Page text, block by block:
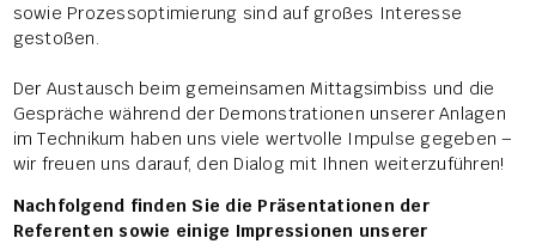
sowie Prozessoptimierung sind auf großes Interesse
gestoßen.
Der Austausch beim gemeinsamen Mittagsimbiss und die
Gespräche während der Demonstrationen unserer Anlagen
im Technikum haben uns viele wertvolle Impulse gegeben –
wir freuen uns darauf, den Dialog mit Ihnen weiterzuführen!
Nachfolgend finden Sie die Präsentationen der
Referenten sowie einige Impressionen unserer